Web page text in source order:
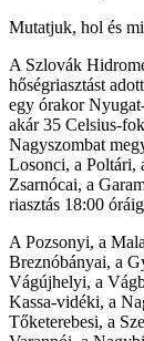
Mutatjuk, hol és
A Szlovák
hőségriasztást
egy órakor
akár 35 Celsius-
Nagyszombat
Losonci, a Poltári,
Zsarnócai, a
riasztás 18:00
A Pozsonyi, a
Breznóbányai, a
Vágújhelyi, a
Kassa-vidéki, a
Tőketerebesi, a